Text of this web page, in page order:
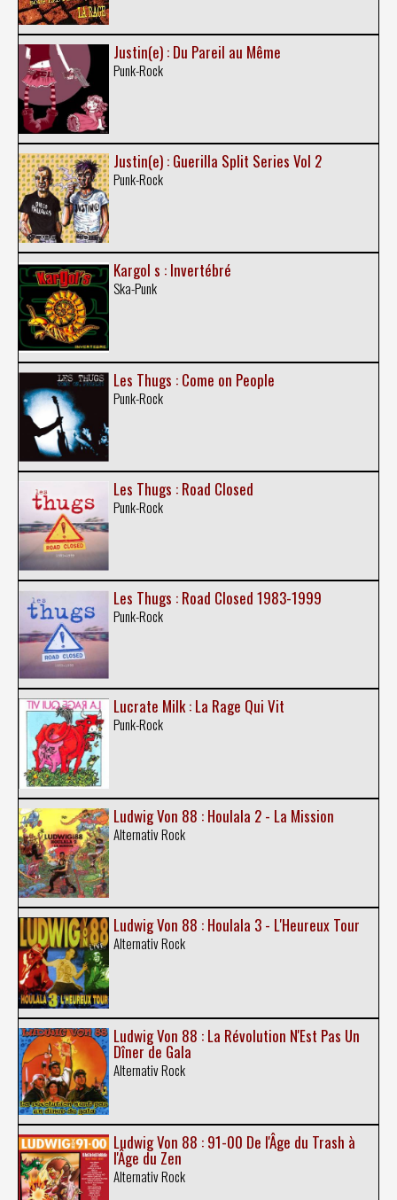
Justin(e) : Du Pareil au Même
Punk-Rock
Justin(e) : Guerilla Split Series Vol 2
Punk-Rock
Kargol s : Invertébré
Ska-Punk
Les Thugs : Come on People
Punk-Rock
Les Thugs : Road Closed
Punk-Rock
Les Thugs : Road Closed 1983-1999
Punk-Rock
Lucrate Milk : La Rage Qui Vit
Punk-Rock
Ludwig Von 88 : Houlala 2 - La Mission
Alternativ Rock
Ludwig Von 88 : Houlala 3 - L'Heureux Tour
Alternativ Rock
Ludwig Von 88 : La Révolution N'Est Pas Un
Dîner de Gala
Alternativ Rock
Ludwig Von 88 : 91-00 De l'Âge du Trash à
l'Âge du Zen
Alternativ Rock